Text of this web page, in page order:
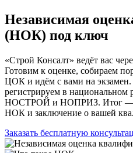
Независимая
(НОК) под ключ
«Строй Консалт» ведёт вас
Готовим к оценке, собираем
ЦОК и идём с вами на
регистрируем в национальном
НОСТРОЙ и НОПРИЗ. Итог —
НОК и заключение о вашей
Заказать бесплатную